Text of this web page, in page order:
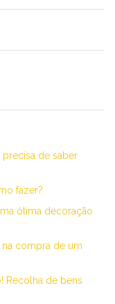
de saber
fazer?
ótima decoração
compra de um
Recolha de bens